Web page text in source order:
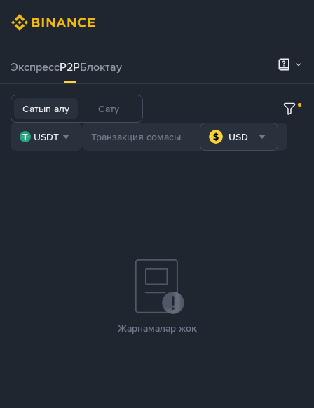
ЭкспрессP2PБлоктау
Сатып алу Сату
USDT USD
Жарнамалар жоқ